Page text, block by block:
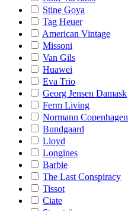
Stine Goya
Tag Heuer
American Vintage
Missoni
Van Gils
Huawei
Eva Trio
Georg Jensen Damask
Ferm Living
Normann Copenhagen
Bundgaard
Lloyd
Longines
Barbie
The Last Conspiracy
Tissot
Ciate